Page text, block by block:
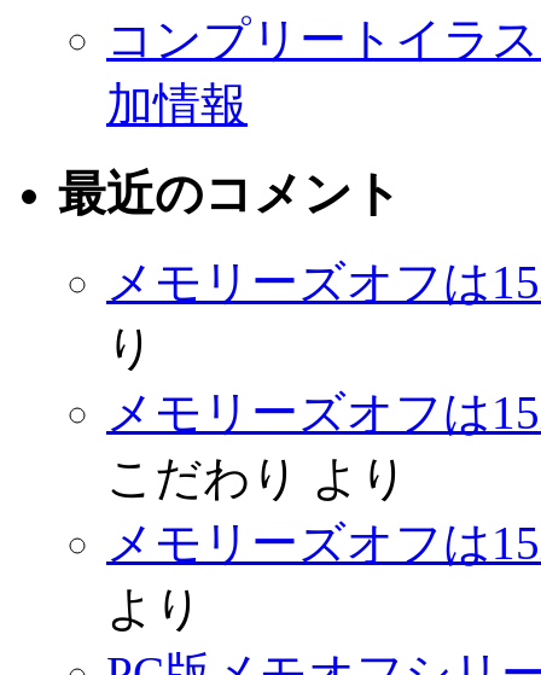
コンプリートイラ
加情報
最近のコメント
メモリーズオフは
り
メモリーズオフは
こだわり
より
メモリーズオフは
より